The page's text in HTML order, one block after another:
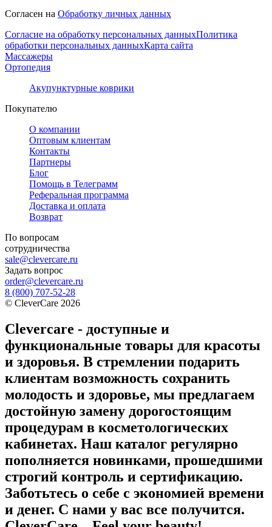
Согласен на Обработку личных данных
Согласие на обработку персональных данныхПолитика
обработки персональных данныхКарта сайта
Массажеры
Ортопедия
Акупунктурные коврики
Покупателю
О компании
Оптовым клиентам
Контакты
Партнеры
Блог
Помощь в Телеграмм
Реферальная программа
Доставка и оплата
Возврат
По вопросам
сотрудничества
sale@clevercare.ru
Задать вопрос
order@clevercare.ru
8 (800) 707-52-28
© CleverCare 2026
Clevercare - доступные и
функциональные товары для красоты
и здоровья. В стремлении подарить
клиентам возможность сохранить
молодость и здоровье, мы предлагаем
достойную замену дорогостоящим
процедурам в косметологических
кабинетах. Наш каталог регулярно
пополняется новинками, прошедшими
строгий контроль и сертификацию.
Заботьтесь о себе с экономией времени
и денег. С нами у вас все получится.